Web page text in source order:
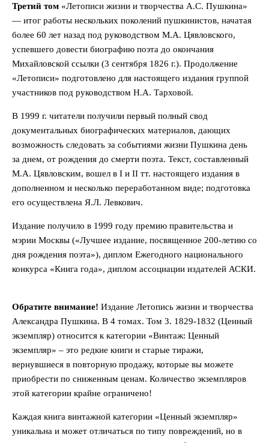
Третий том «Летописи жизни и творчества А.С. Пушкина»
— итог работы нескольких поколений пушкинистов, начатая
более 60 лет назад под руководством М.А. Цявловского,
успевшего довести биографию поэта до окончания
Михайловской ссылки (3 сентября 1826 г.). Продолжение
«Летописи» подготовлено для настоящего издания группой
участников под руководством Н.А. Тарховой.
В 1999 г. читатели получили первый полный свод
документальных биографических материалов, дающих
возможность следовать за событиями жизни Пушкина день
за днем, от рождения до смерти поэта. Текст, составленный
М.А. Цявловским, вошел в I и II тт. настоящего издания в
дополненном и несколько переработанном виде; подготовка
его осуществлена Я.Л. Левкович.
Издание получило в 1999 году премию правительства и
мэрии Москвы («Лучшее издание, посвященное 200-летию со
дня рождения поэта»), диплом Ежегодного национального
конкурса «Книга года», диплом ассоциации издателей АСКИ.
Обратите внимание! Издание Летопись жизни и творчества
Александра Пушкина. В 4 томах. Том 3. 1829-1832 (Ценный
экземпляр) относится к категории «Винтаж: Ценный
экземпляр» – это редкие книги и старые тиражи,
вернувшиеся в повторную продажу, которые вы можете
приобрести по сниженным ценам. Количество экземпляров
этой категории крайне ограничено!
Каждая книга винтажной категории «Ценный экземпляр»
уникальна и может отличаться по типу повреждений, но в